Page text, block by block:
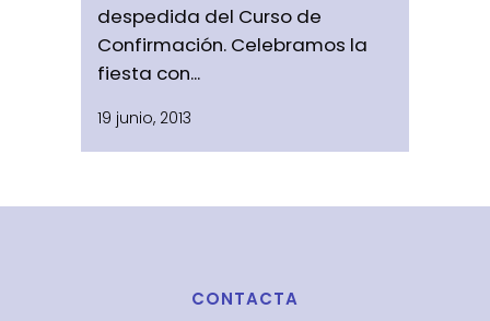
despedida del Curso de
Confirmación. Celebramos la
fiesta con...
19 junio, 2013
CONTACTA